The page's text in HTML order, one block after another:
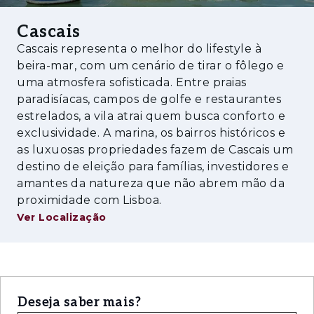
A moradia será entregue completamente
mobilada pela Laskasas, incluindo mobiliário,
decoração, louças e roupa de cama e banho,
permitindo uma experiência chave-na-mão,
onde cada detalhe foi cuidadosamente
selecionado para refletir conforto, qualidade e
bom gosto.
Um dos destaques adicionais desta
propriedade é o seu amplo espaço multiusos,
ideal para ser adaptado às necessidades do
futuro proprietário — seja como home
cinema, ginásio, sala de jogos ou uma
versatilidade.
Os acabamentos são de padrão premium,
Cascais
Cascais representa o melhor do lifestyle à
beira-mar, com um cenário de tirar o fôlego e
uma atmosfera sofisticada. Entre praias
paradisíacas, campos de golfe e restaurantes
estrelados, a vila atrai quem busca conforto e
exclusividade. A marina, os bairros históricos e
as luxuosas propriedades fazem de Cascais um
destino de eleição para famílias, investidores e
amantes da natureza que não abrem mão da
proximidade com Lisboa.
Ver Localização
Deseja saber mais?